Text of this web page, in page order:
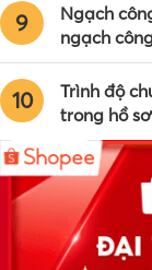
9
Ngạch
ngạch
10
Trình độ
trong hồ